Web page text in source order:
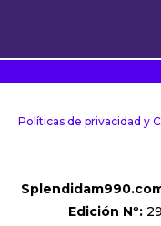
Políticas de privacidad y
Edición Nº: